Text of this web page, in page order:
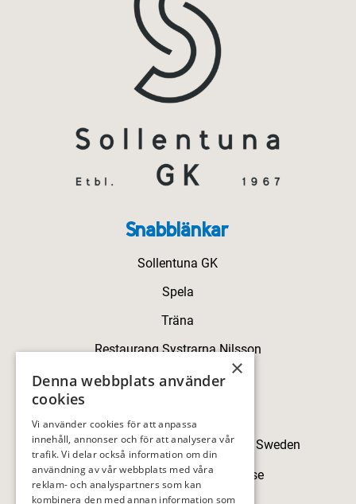
Snabblänkar
Sollentuna GK
Spela
Träna
Restaurang Systrarna Nilsson
Kontakt
Skillingegården, 192 77 Sollentuna, Sweden
sollentunagk@sollentunagk.se
×
Denna webbplats använder
cookies
Vi använder cookies för att anpassa
innehåll, annonser och för att analysera vår
trafik. Vi delar också information om din
användning av vår webbplats med våra
reklam- och analyspartners som kan
kombinera den med annan information som